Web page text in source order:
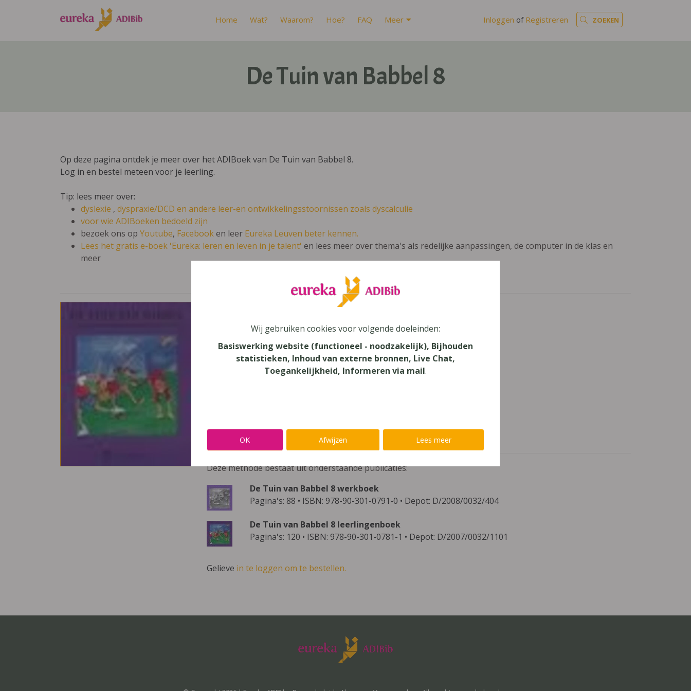
Home Wat? Waarom? Hoe? FAQ Meer Inloggen of Registreren ZOEKEN
De Tuin van Babbel 8
Op deze pagina ontdek je meer over het ADIBoek van De Tuin van Babbel 8.
Log in en bestel meteen voor je leerling.
Tip: lees meer over:
dyslexie , dyspraxie/DCD en andere leer-en ontwikkelingsstoornissen zoals dyscalculie
voor wie ADIBoeken bedoeld zijn
bezoek ons op Youtube, Facebooken leer Eureka Leuven beter kennen.
Lees het gratis e-boek 'Eureka: leren en leven in je talent' en lees meer over thema's als redelijke aanpassingen, de computer in de klas en
meer
Uitgeverij
Deze methode bestaat uit onderstaande publicaties:
De Tuin van Babbel 8 werkboek
Pagina's: 88 • ISBN: 978-90-301-0791-0 • Depot: D/2008/0032/404
De Tuin van Babbel 8 leerlingenboek
Pagina's: 120 • ISBN: 978-90-301-0781-1 • Depot: D/2007/0032/1101
Gelieve in te loggen om te bestellen.
Wij gebruiken cookies voor volgende doeleinden:
Basiswerking website (functioneel - noodzakelijk), Bijhouden
statistieken, Inhoud van externe bronnen, Live Chat,
Toegankelijkheid, Informeren via mail.
OK Afwijzen Lees meer